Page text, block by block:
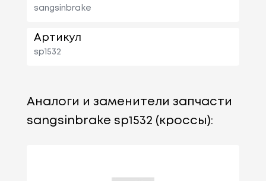
sangsinbrake
Артикул
sp1532
Аналоги и заменители запчасти
sangsinbrake sp1532 (кроссы):